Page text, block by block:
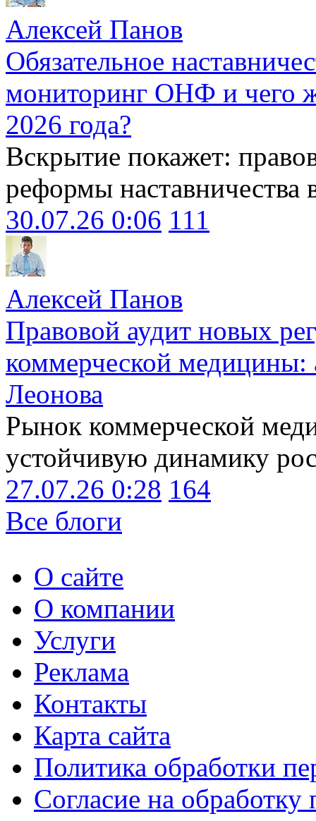
Алексей Панов
Обязательное
мониторинг ОНФ и чего
2026 года?
Вскрытие покажет:
реформы наставничества
30.07.26 0:06 111
Алексей Панов
Правовой аудит новых
коммерческой медицины:
Леонова
Рынок коммерческой
устойчивую динамику
27.07.26 0:28 164
Все блоги
О сайте
О компании
Услуги
Реклама
Контакты
Карта сайта
Политика обработки
Согласие на